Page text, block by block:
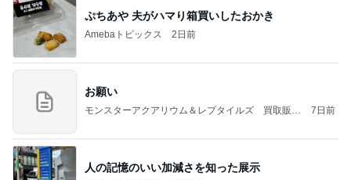
ぷちあや 夫がハマり箱買いしたおかき
Amebaトピックス 2日前
お願い
モンスターアクアリウム＆レプタイルズ 買取販売
7日前
人の記憶のいい加減さを知った展示